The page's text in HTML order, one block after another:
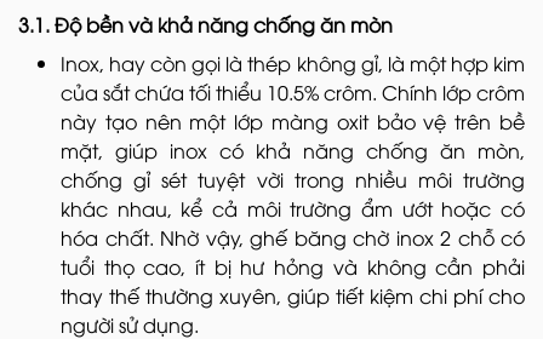
3.1. Độ bền và khả năng chống ăn mòn
Inox, hay còn gọi là thép không gỉ, là một hợp kim
của sắt chứa tối thiểu 10.5% crôm. Chính lớp crôm
này tạo nên một lớp màng oxit bảo vệ trên bề
mặt, giúp inox có khả năng chống ăn mòn,
chống gỉ sét tuyệt vời trong nhiều môi trường
khác nhau, kể cả môi trường ẩm ướt hoặc có
hóa chất. Nhờ vậy, ghế băng chờ inox 2 chỗ có
tuổi thọ cao, ít bị hư hỏng và không cần phải
thay thế thường xuyên, giúp tiết kiệm chi phí cho
người sử dụng.